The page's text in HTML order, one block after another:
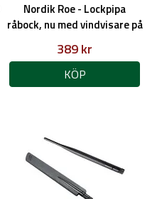
Nordik Roe - Lockpipa
råbock, nu med vindvisare på
389 kr
KÖP